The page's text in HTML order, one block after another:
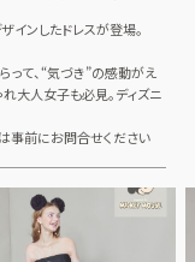
インしたドレスが登場。
って、“気づき”の感動がえ
大人女子も必見。ディズニ
事前にお問合せください